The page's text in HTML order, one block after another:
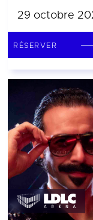
29 octobre
RÉSERVER